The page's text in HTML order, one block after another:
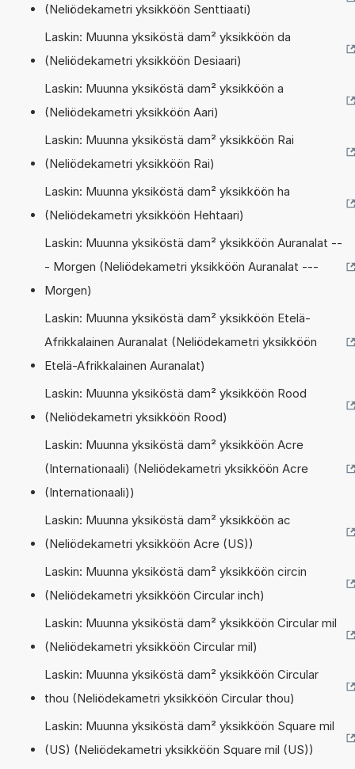
(Neliödekametri yksikköön Senttiaati)
Laskin: Muunna yksiköstä dam² yksikköön da
(Neliödekametri yksikköön Desiaari)
Laskin: Muunna yksiköstä dam² yksikköön a
(Neliödekametri yksikköön Aari)
Laskin: Muunna yksiköstä dam² yksikköön Rai
(Neliödekametri yksikköön Rai)
Laskin: Muunna yksiköstä dam² yksikköön ha
(Neliödekametri yksikköön Hehtaari)
Laskin: Muunna yksiköstä dam² yksikköön Auranalat --
- Morgen (Neliödekametri yksikköön Auranalat ---
Morgen)
Laskin: Muunna yksiköstä dam² yksikköön Etelä-
Afrikkalainen Auranalat (Neliödekametri yksikköön
Etelä-Afrikkalainen Auranalat)
Laskin: Muunna yksiköstä dam² yksikköön Rood
(Neliödekametri yksikköön Rood)
Laskin: Muunna yksiköstä dam² yksikköön Acre
(Internationaali) (Neliödekametri yksikköön Acre
(Internationaali))
Laskin: Muunna yksiköstä dam² yksikköön ac
(Neliödekametri yksikköön Acre (US))
Laskin: Muunna yksiköstä dam² yksikköön circin
(Neliödekametri yksikköön Circular inch)
Laskin: Muunna yksiköstä dam² yksikköön Circular mil
(Neliödekametri yksikköön Circular mil)
Laskin: Muunna yksiköstä dam² yksikköön Circular
thou (Neliödekametri yksikköön Circular thou)
Laskin: Muunna yksiköstä dam² yksikköön Square mil
(US) (Neliödekametri yksikköön Square mil (US))